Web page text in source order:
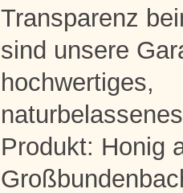
Transparenz
sind unsere
hochwertiges,
Produkt: Honig